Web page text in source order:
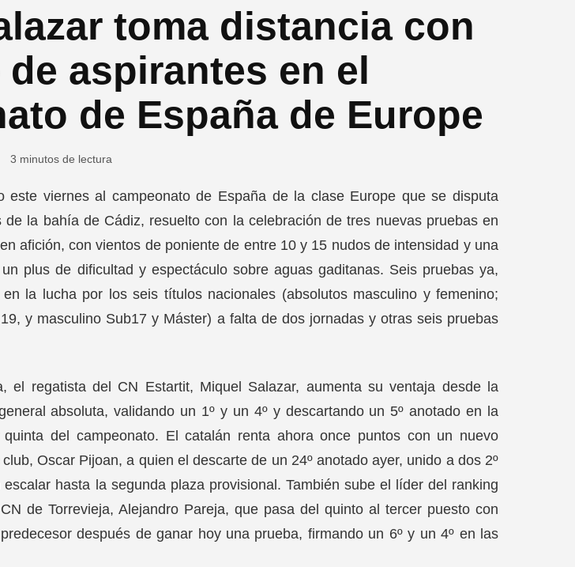
toma distancia con
aspirantes en el
de España de Europe
3 minutos de lectura
este viernes al campeonato de España de la clase Europe que se disputa
la bahía de Cádiz, resuelto con la celebración de tres nuevas pruebas en
afición, con vientos de poniente de entre 10 y 15 nudos de intensidad y una
plus de dificultad y espectáculo sobre aguas gaditanas. Seis pruebas ya,
la lucha por los seis títulos nacionales (absolutos masculino y femenino;
y masculino Sub17 y Máster) a falta de dos jornadas y otras seis pruebas
el regatista del CN Estartit, Miquel Salazar, aumenta su ventaja desde la
absoluta, validando un 1º y un 4º y descartando un 5º anotado en la
del campeonato. El catalán renta ahora once puntos con un nuevo
Oscar Pijoan, a quien el descarte de un 24º anotado ayer, unido a dos 2º
hasta la segunda plaza provisional. También sube el líder del ranking
de Torrevieja, Alejandro Pareja, que pasa del quinto al tercer puesto con
después de ganar hoy una prueba, firmando un 6º y un 4º en las